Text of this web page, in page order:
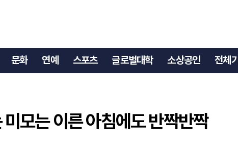
문화 연예 스포츠 글로벌대학 소상공인 전체
는 미모는 이른 아침에도 반짝반짝
미모는 이른 아침에도 반짝반짝